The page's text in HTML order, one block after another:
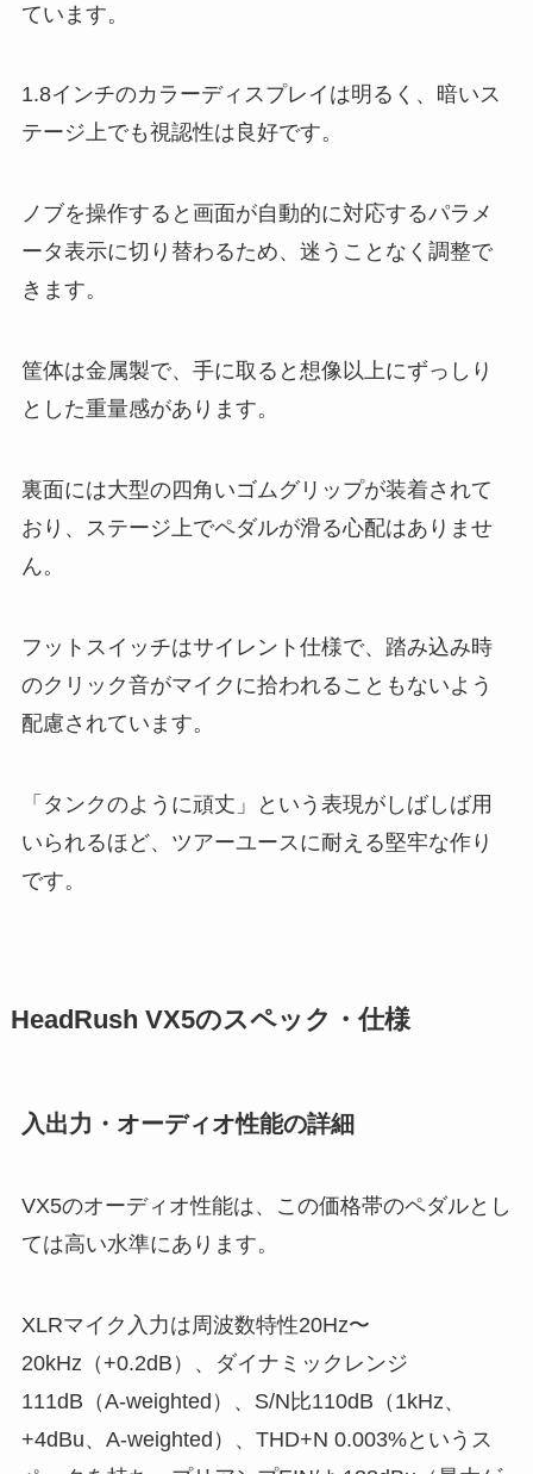
ています。
1.8インチのカラーディスプレイは明るく、暗いス
テージ上でも視認性は良好です。
ノブを操作すると画面が自動的に対応するパラメ
ータ表示に切り替わるため、迷うことなく調整で
きます。
筐体は金属製で、手に取ると想像以上にずっしり
とした重量感があります。
裏面には大型の四角いゴムグリップが装着されて
おり、ステージ上でペダルが滑る心配はありませ
ん。
フットスイッチはサイレント仕様で、踏み込み時
のクリック音がマイクに拾われることもないよう
配慮されています。
「タンクのように頑丈」という表現がしばしば用
いられるほど、ツアーユースに耐える堅牢な作り
です。
HeadRush VX5のスペック・仕様
入出力・オーディオ性能の詳細
VX5のオーディオ性能は、この価格帯のペダルとし
ては高い水準にあります。
XLRマイク入力は周波数特性20Hz〜
20kHz（+0.2dB）、ダイナミックレンジ
111dB（A-weighted）、S/N比110dB（1kHz、
+4dBu、A-weighted）、THD+N 0.003%というス